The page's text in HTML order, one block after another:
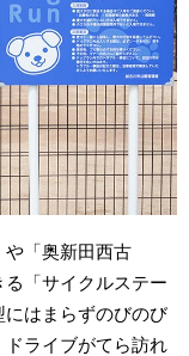
や「奥新田西古
「サイクルステー
はまらずのびのび
ライブがてら訪れ